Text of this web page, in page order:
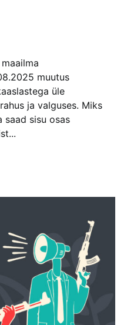
muutus
üle
ja valguses. Miks
saad sisu osas